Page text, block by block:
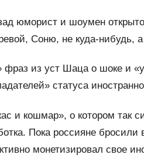
юморист и шоумен
Соню, не куда-
фраз из уст Шаца о шоке и
статуса
и кошмар», о котором так
Пока россияне
монетизировал свое